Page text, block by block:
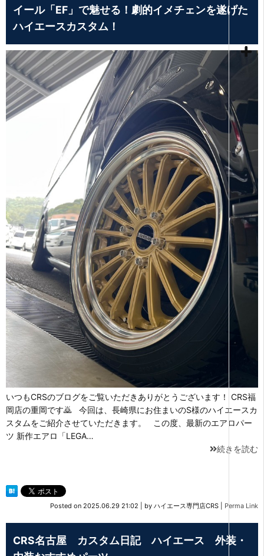
イール「EF」で魅せる！劇的イメチェンを遂げた
ハイエースカスタム！
いつもCRSのブログをご覧いただきありがとうございます！ CRS福
岡店の重岡です🙇 今回は、長崎県にお住まいのS様のハイエースカ
スタムをご紹介させていただきます。 この度、最新のエアロパー
ツ 新作エアロ「LEGA…
続きを読む
Posted on 2025.06.29 21:02 by ハイエース専門店CRS Perma Link
CRS名古屋 カスタム日記 ハイエース 外装・